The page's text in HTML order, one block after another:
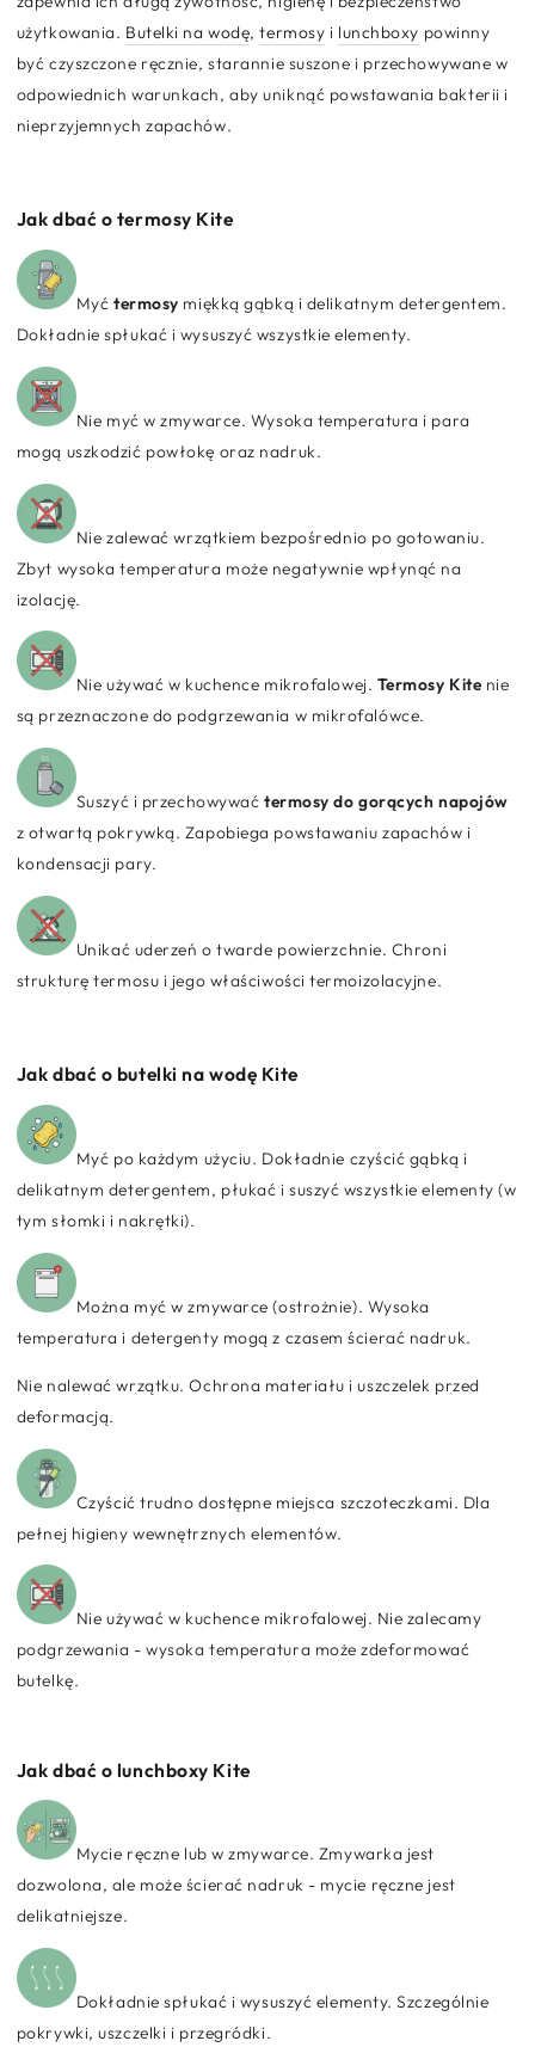
użytkowania. Butelki na wodę,termosy i lunchboxy powinny
być czyszczone ręcznie, starannie suszone i przechowywane w
odpowiednich warunkach, aby uniknąć powstawania bakterii i
nieprzyjemnych zapachów.
Jak dbać o termosy Kite
Myćtermosy miękką gąbką i delikatnym detergentem.
Dokładnie spłukać i wysuszyć wszystkie elementy.
Nie myć w zmywarce. Wysoka temperatura i para
mogą uszkodzić powłokę oraz nadruk.
Nie zalewać wrzątkiem bezpośrednio po gotowaniu.
Zbyt wysoka temperatura może negatywnie wpłynąć na
izolację.
Nie używać w kuchence mikrofalowej. Termosy Kitenie
są przeznaczone do podgrzewania w mikrofalówce.
Suszyć i przechowywać termosy do gorących napojów
z otwartą pokrywką. Zapobiega powstawaniu zapachów i
kondensacji pary.
Unikać uderzeń o twarde powierzchnie. Chroni
strukturę termosu i jego właściwości termoizolacyjne.
Jak dbać o butelki na wodę Kite
Myć po każdym użyciu. Dokładnie czyścić gąbką i
delikatnym detergentem, płukać i suszyć wszystkie elementy (w
tym słomki i nakrętki).
Można myć w zmywarce (ostrożnie). Wysoka
temperatura i detergenty mogą z czasem ścierać nadruk.
Nie nalewać wrzątku. Ochrona materiału i uszczelek przed
deformacją.
Czyścić trudno dostępne miejsca szczoteczkami. Dla
pełnej higieny wewnętrznych elementów.
Nie używać w kuchence mikrofalowej. Nie zalecamy
podgrzewania - wysoka temperatura może zdeformować
butelkę.
Jak dbać o lunchboxy Kite
Mycie ręczne lub w zmywarce. Zmywarka jest
dozwolona, ale może ścierać nadruk - mycie ręczne jest
delikatniejsze.
Dokładnie spłukać i wysuszyć elementy. Szczególnie
pokrywki, uszczelki i przegródki.